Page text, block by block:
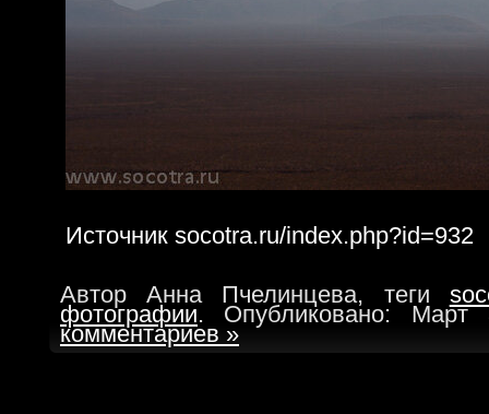
Источник socotra.ru/index.php?id=932
Автор Анна Пчелинцева, теги
фотографии. Опубликовано:
комментариев »